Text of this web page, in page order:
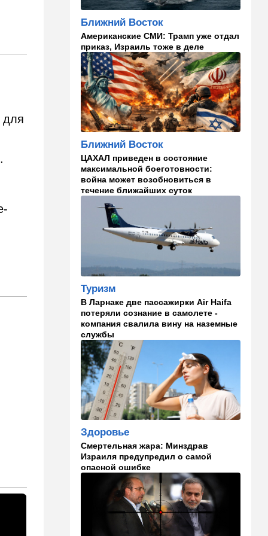
для
каникулах
Спор, которому нет конца:
кто умнее - кошки или
собаки? Ученые дали ответ
14:41 Ближний Восток
Россия и Китай усиливают
поддержку Ирана: война с
США меняет баланс сил
14:18 Мнения
"Это ваше туда-сюда
страшно раздражает"
14:06
Что изменилось в аэропорту
Бен-Гурион после войны:
новые правила,
безопасность и советы
легче переносить стресс:
что выяснили ученые
13:47 Ближний Восток
Турция все ближе подходит
к опасной черте в
отношениях с Израилем:
провокационное заявление
13:45 В мире
предупреждать соседей об
опасном вирусе
13:22 Стиль жизни
Что действительно помогает
пережить израильскую
жару, а что является мифом.
Разбираемся
Ближний Восток
Американские СМИ: Трамп уже отдал
приказ, Израиль тоже в деле
Ближний Восток
ЦАХАЛ приведен в состояние
максимальной боеготовности:
война может возобновиться в
течение ближайших суток
Туризм
В Ларнаке две пассажирки Air Haifa
потеряли сознание в самолете -
компания свалила вину на наземные
службы
Здоровье
Смертельная жара: Минздрав
Израиля предупредил о самой
опасной ошибке